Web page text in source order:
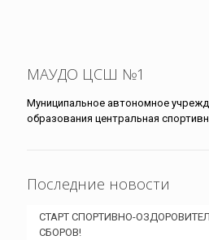
МАУДО ЦСШ №1
Муниципальное автономное
образования центральная
Последние новости
СТАРТ СПОРТИВНО-
СБОРОВ!